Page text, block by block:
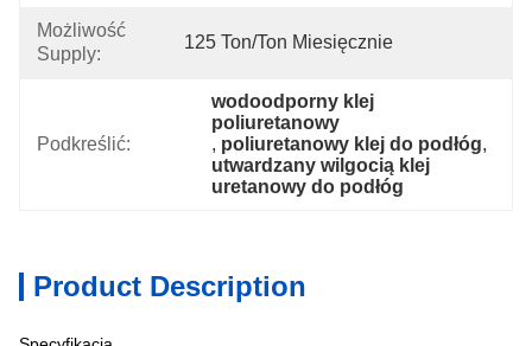
Możliwość
Supply:
125 Ton/ton Miesięcznie
Podkreślić:
wodoodporny klej
poliuretanowy
, poliuretanowy klej do podłóg,
utwardzany wilgocią klej
uretanowy do podłóg
Product Description